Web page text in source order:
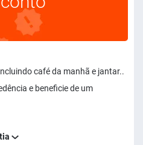
café da manhã e jantar..
e beneficie de um